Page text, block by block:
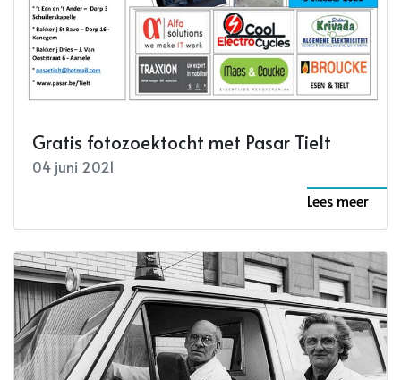
Gratis fotozoektocht met Pasar Tielt
04 juni 2021
Lees meer